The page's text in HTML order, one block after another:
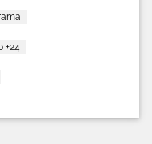
+24